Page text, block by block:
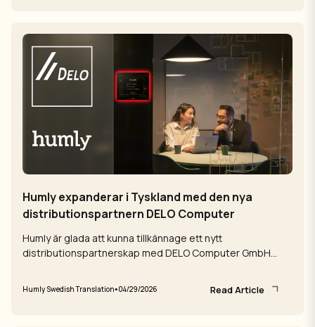
Humly expanderar i Tyskland med den nya
distributionspartnern DELO Computer
Humly är glada att kunna tillkännage ett nytt
distributionspartnerskap med DELO Computer GmbH
Humly Swedish Translation•04/29/2026 Read Article